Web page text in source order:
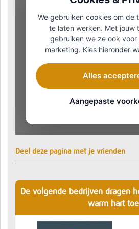
Deel deze pagina met je vrienden
De volgende bedrijven dragen
warm hart